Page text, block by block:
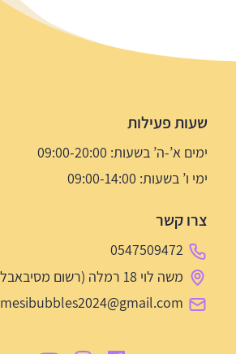
שעות פעילות
ימים א’-ה’ בשעות: 09:00-20:00
ימי ו’ בשעות: 09:00-14:00
צרו קשר
0547509472
משה לוי 18 רמלה (רשום מסיבאבלס על השלט בחנות)
mesibubbles2024@gmail.com